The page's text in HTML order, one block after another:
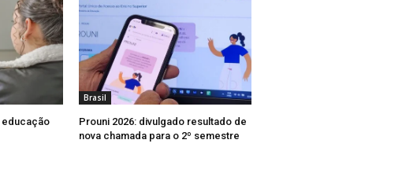
educação
Brasil
Prouni 2026: divulgado resultado de
nova chamada para o 2º semestre